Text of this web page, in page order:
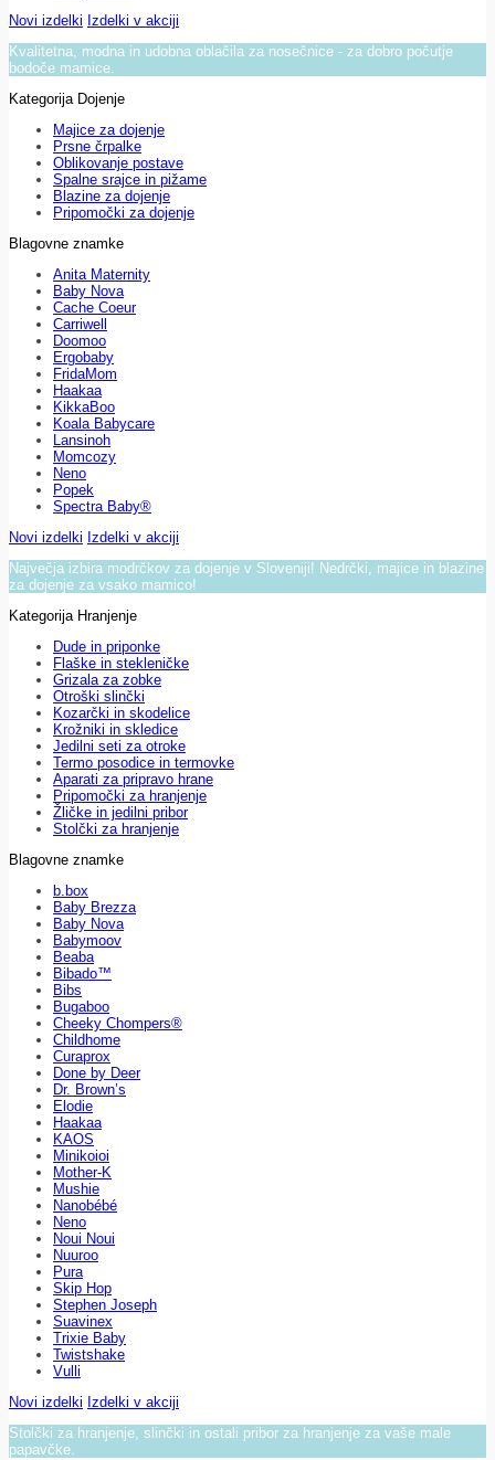
Novi izdelki Izdelki v akciji
Kvalitetna, modna in udobna oblačila za nosečnice - za dobro počutje
bodoče mamice.
Kategorija Dojenje
Majice za dojenje
Prsne črpalke
Oblikovanje postave
Spalne srajce in pižame
Blazine za dojenje
Pripomočki za dojenje
Blagovne znamke
Anita Maternity
Baby Nova
Cache Coeur
Carriwell
Doomoo
Ergobaby
FridaMom
Haakaa
KikkaBoo
Koala Babycare
Lansinoh
Momcozy
Neno
Popek
Spectra Baby®
Novi izdelki Izdelki v akciji
Največja izbira modrčkov za dojenje v Sloveniji! Nedrčki, majice in blazine
za dojenje za vsako mamico!
Kategorija Hranjenje
Dude in priponke
Flaške in stekleničke
Grizala za zobke
Otroški slinčki
Kozarčki in skodelice
Krožniki in skledice
Jedilni seti za otroke
Termo posodice in termovke
Aparati za pripravo hrane
Pripomočki za hranjenje
Žličke in jedilni pribor
Stolčki za hranjenje
Blagovne znamke
b.box
Baby Brezza
Baby Nova
Babymoov
Beaba
Bibado™
Bibs
Bugaboo
Cheeky Chompers®
Childhome
Curaprox
Done by Deer
Dr. Brown’s
Elodie
Haakaa
KAOS
Minikoioi
Mother-K
Mushie
Nanobébé
Neno
Noui Noui
Nuuroo
Pura
Skip Hop
Stephen Joseph
Suavinex
Trixie Baby
Twistshake
Vulli
Novi izdelki Izdelki v akciji
Stolčki za hranjenje, slinčki in ostali pribor za hranjenje za vaše male
papavčke.